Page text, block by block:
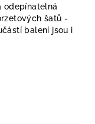
odepínatelná
šatů -
balení jsou i